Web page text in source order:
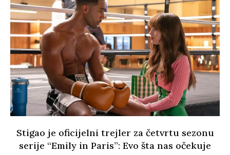
Stigao je oficijelni trejler za četvrtu sezonu
serije “Emily in Paris”: Evo šta nas očekuje